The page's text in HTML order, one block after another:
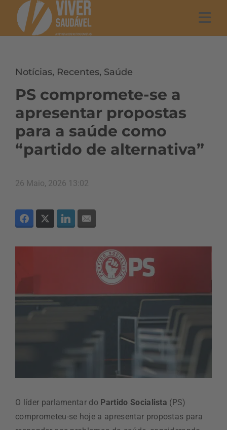
Notícias, Recentes, Saúde
PS compromete-se a
apresentar propostas
para a saúde como
“partido de alternativa”
26 Maio, 2026 13:02
O líder parlamentar do Partido Socialista (PS)
comprometeu-se hoje a apresentar propostas para